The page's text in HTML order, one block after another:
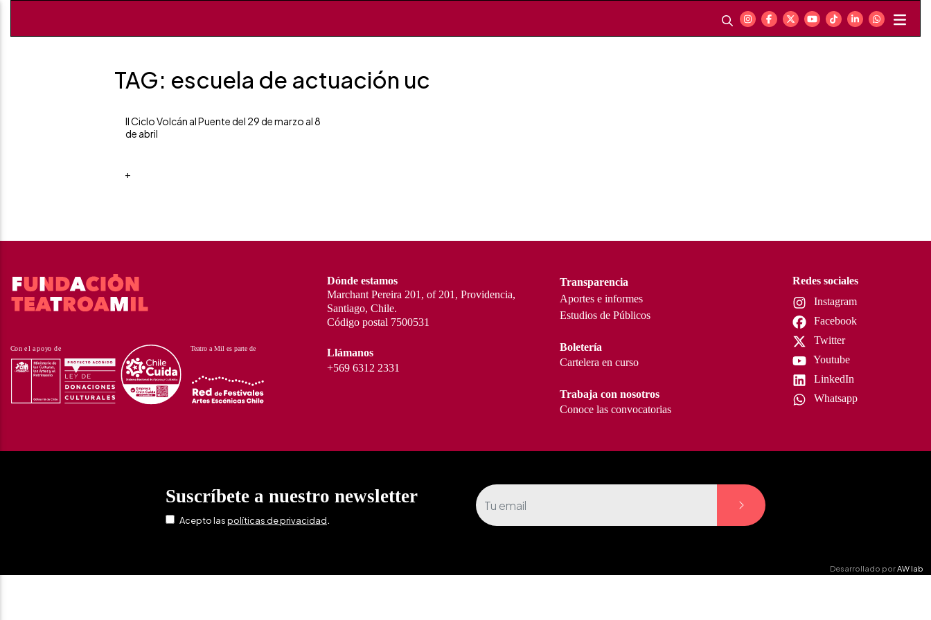
TAG: escuela de actuación uc
II Ciclo Volcán al Puente del 29 de marzo al 8
de abril
+
Dónde estamos
Marchant Pereira 201, of 201, Providencia,
Santiago, Chile.
Código postal 7500531
Llámanos
+569 6312 2331
Transparencia
Aportes e informes
Estudios de Públicos
Boletería
Cartelera en curso
Trabaja con nosotros
Conoce las convocatorias
Redes sociales
Instagram
Facebook
Twitter
Youtube
LinkedIn
Whatsapp
Suscríbete a nuestro newsletter
Acepto laspolíticas de privacidad.
Desarrollado porAW lab